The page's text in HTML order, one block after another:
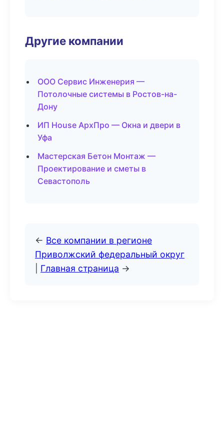
Другие компании
ООО Сервис Инженерия —
Потолочные системы в Ростов-на-
Дону
ИП House АрхПро — Окна и двери в
Уфа
Мастерская Бетон Монтаж —
Проектирование и сметы в
Севастополь
← Все компании в регионе
Приволжский федеральный округ
Главная страница →